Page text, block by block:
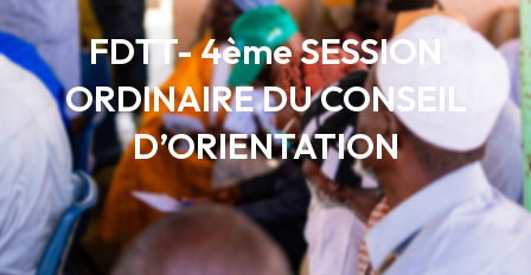
FDTT- 4ème SESSION
ORDINAIRE DU CONSEIL
D’ORIENTATION